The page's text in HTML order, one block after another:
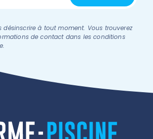
désinscrire à tout moment. Vous trouverez
de contact dans les conditions